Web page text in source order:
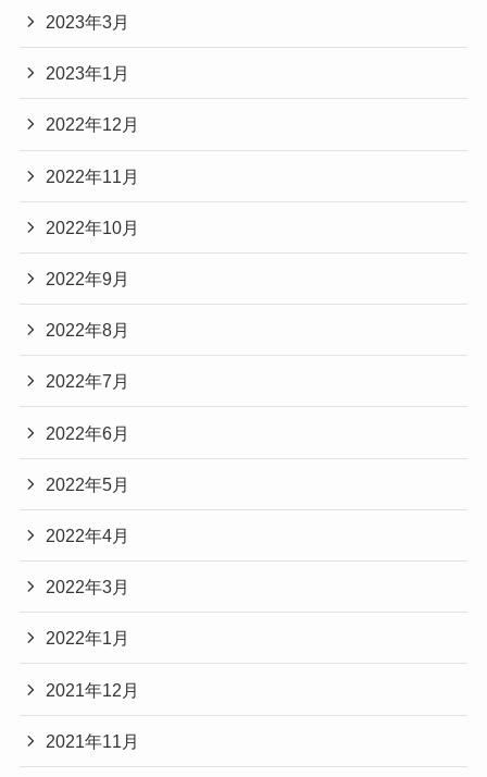
2023年3月
2023年1月
2022年12月
2022年11月
2022年10月
2022年9月
2022年8月
2022年7月
2022年6月
2022年5月
2022年4月
2022年3月
2022年1月
2021年12月
2021年11月